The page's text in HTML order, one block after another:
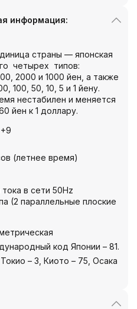
информация:
страны — японская
четырех типов:
2000 и 1000 йен, а также
100, 50, 10, 5 и 1 йену.
нестабилен и меняется
йен к 1 доллару.
(летнее время)
в сети 50Hz
(2 параллельные плоские
код Японии – 81.
– 3, Киото – 75, Осака